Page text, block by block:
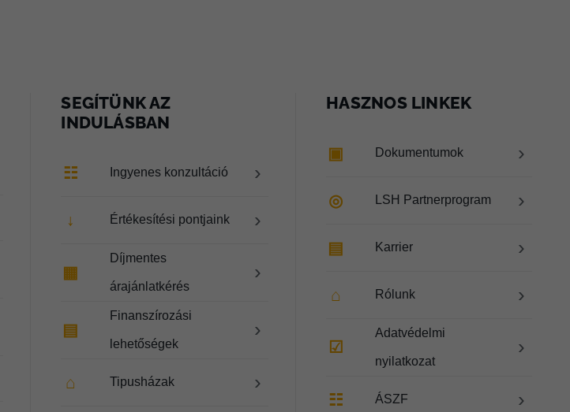
SEGÍTÜNK AZ
INDULÁSBAN
☷ Ingyenes konzultáció ›
↓ Értékesítési pontjaink ›
▦
Díjmentes
árajánlatkérés
›
▤
Finanszírozási
lehetőségek
›
⌂ Tipusházak ›
HASZNOS LINKEK
▣ Dokumentumok ›
◎ LSH Partnerprogram ›
▤ Karrier ›
⌂ Rólunk ›
☑
Adatvédelmi
nyilatkozat
›
☷ ÁSZF ›